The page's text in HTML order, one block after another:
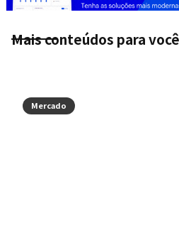
Mais conteúdos para você
Mercado